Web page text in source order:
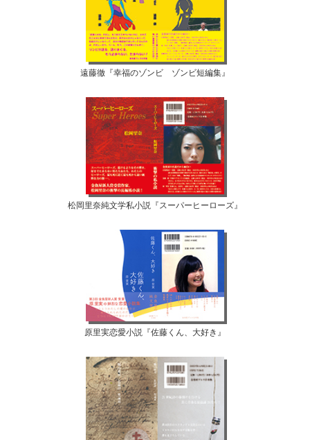
遠藤徹『幸福のゾンビ ゾンビ短編集』
松岡里奈純文学私小説『スーパーヒーローズ』
原里実恋愛小説『佐藤くん、大好き』